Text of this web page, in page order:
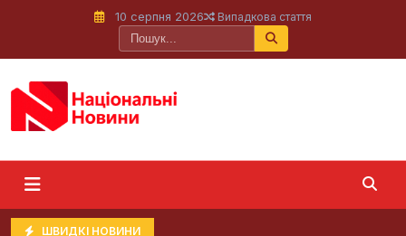
10 серпня 2026 Випадкова стаття
ШВИДКІ НОВИНИ